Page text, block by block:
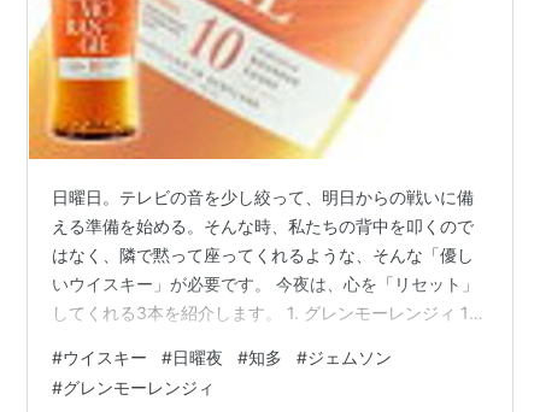
日曜日。テレビの音を少し絞って、明日からの戦いに備
える準備を始める。そんな時、私たちの背中を叩くので
はなく、隣で黙って座ってくれるような、そんな「優し
いウイスキー」が必要です。 今夜は、心を「リセット」
してくれる3本を紹介します。 1. グレンモーレンジィ 10
りとバニラの甘み。トゲのない味わいは、ささくれ立っ
た心をそっと撫でてくれます。 おすすめの飲み方: 常温
#ウイスキー #日曜夜 #知多 #ジェムソン
#グレンモーレンジィ